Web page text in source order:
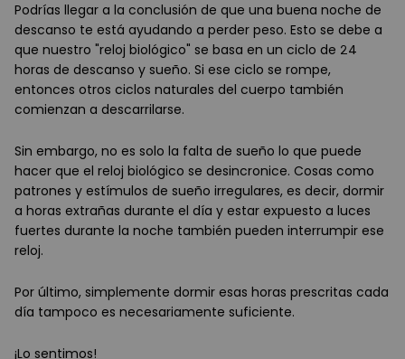
Podrías llegar a la conclusión de que una buena noche de
descanso te está ayudando a perder peso. Esto se debe a
que nuestro "reloj biológico" se basa en un ciclo de 24
horas de descanso y sueño. Si ese ciclo se rompe,
entonces otros ciclos naturales del cuerpo también
comienzan a descarrilarse.
Sin embargo, no es solo la falta de sueño lo que puede
hacer que el reloj biológico se desincronice. Cosas como
patrones y estímulos de sueño irregulares, es decir, dormir
a horas extrañas durante el día y estar expuesto a luces
fuertes durante la noche también pueden interrumpir ese
reloj.
Por último, simplemente dormir esas horas prescritas cada
día tampoco es necesariamente suficiente.
¡Lo sentimos!